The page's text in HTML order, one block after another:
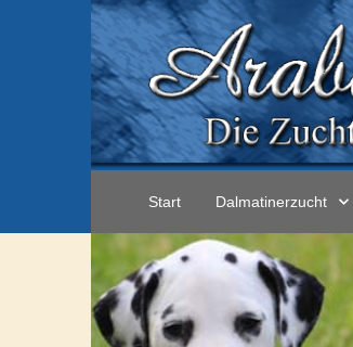
Start Dalmatinerzucht